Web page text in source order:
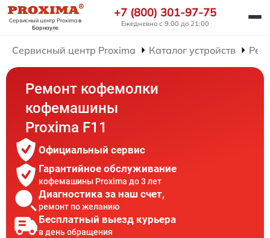
Сервисный центр Proximaв
Барнауле
+7 (800) 301-97-75
Ежедневно с 9:00 до 21:00
Сервисный центр Proxima Каталог устройств
Ремонт кофемолки
кофемашины
Proxima F11
Официальный сервис
Гарантийное обслуживание
кофемашины Proxima до 3 лет
Диагностика за наш счет,
ремонт по желанию
Бесплатный выезд курьера
в день обращения